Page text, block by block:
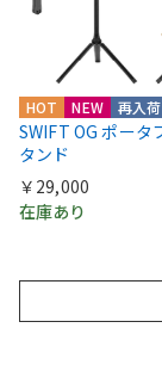
HOT NEW 再入荷
SWIFT OG ポータ
タンド
￥29,000
在庫あり